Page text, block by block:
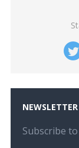
NEWSLETTER
Subscribe